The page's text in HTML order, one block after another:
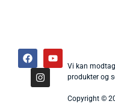
Vi kan
produkter og
Copyright ©